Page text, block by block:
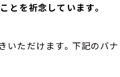
とを祈念しています。
いただけます。下記のバ